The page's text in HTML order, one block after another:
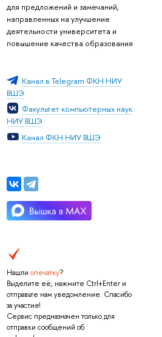
для предложений и замечаний,
направленных на улучшение
деятельности университета и
повышение качества образования
Канал в Telegram ФКН НИУ
ВШЭ
Факультет компьютерных наук
НИУ ВШЭ
Канал ФКН НИУ ВШЭ
Нашли опечатку?
Выделите её, нажмите Ctrl+Enter и
отправьте нам уведомление. Спасибо
за участие!
Сервис предназначен только для
отправки сообщений об